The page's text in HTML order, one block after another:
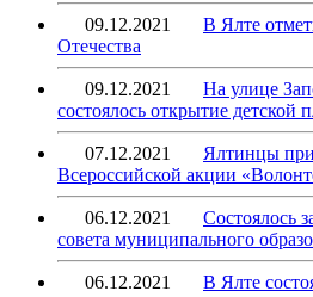
09.12.2021
В Ялте
Отечества
09.12.2021
На улице
состоялось открытие детской
07.12.2021
Ялтинцы
Всероссийской акции
06.12.2021
Состоялось
совета муниципального
06.12.2021
В Ялте